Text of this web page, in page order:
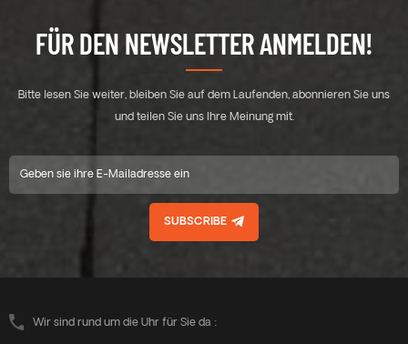
FÜR DEN NEWSLETTER ANMELDEN!
Bitte lesen Sie weiter, bleiben Sie auf dem Laufenden, abonnieren Sie uns
und teilen Sie uns Ihre Meinung mit.
SUBSCRIBE
Wir sind rund um die Uhr für Sie da :